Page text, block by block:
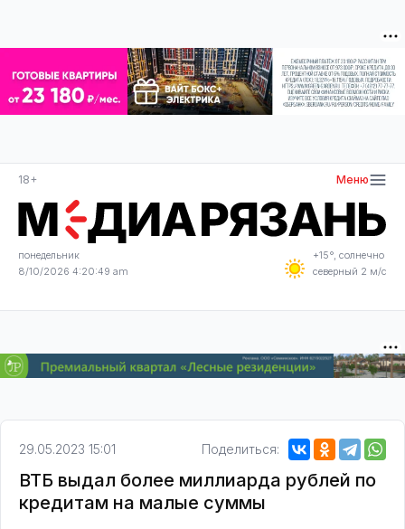
18+ Меню
понедельник
8/10/2026 4:20:49 am
+15°, солнечно
северный 2 м/с
29.05.2023 15:01 Поделиться:
ВТБ выдал более миллиарда рублей по
кредитам на малые суммы